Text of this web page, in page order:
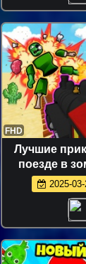
FHD
Лучшие
поезде в
мертвые
2025-